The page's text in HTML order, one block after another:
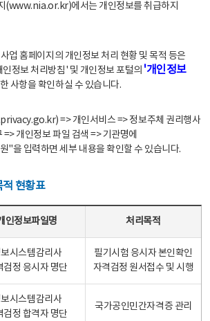
(www.nia.or.kr)에서는 개인정보를 취급하지
업 홈페이지의 개인정보 처리 현황 및 목적 등은
정보 처리방침' 및 개인정보 포털의 '개인정보
사항을 확인하실 수 있습니다.
=> 개인서비스 => 정보주체 권리행사
개인정보 파일 검색 => 기관명에
"을 입력하면 세부 내용을 확인할 수 있습니다.
적 현황표
인정보파일명 처리목적
시스템감리사
검정 응시자 명단
필기시험 응시자 본인확인
자격검정 원서접수 및 시행
시스템감리사
검정 합격자 명단
국가공인민간자격증 관리